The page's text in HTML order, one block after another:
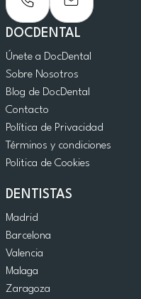
DOCDENTAL
Únete a DocDental
Sobre Nosotros
Blog de DocDental
Contacto
Política de Privacidad
Términos y condiciones
Politica de Cookies
DENTISTAS
Madrid
Barcelona
Valencia
Malaga
Zaragoza